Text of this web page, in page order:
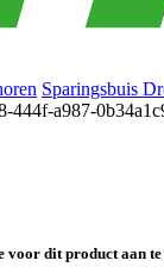
Sparingsbuis
voor dit product aan